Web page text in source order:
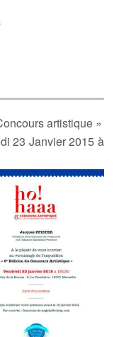
artistique »
23 Janvier 2015 à